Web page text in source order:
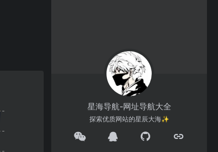
星海导航-网址导航大全
探索优质网站的星辰大海✨